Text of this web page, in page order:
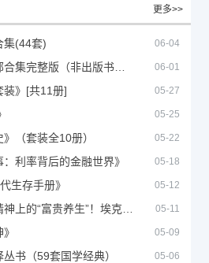
更多>>
集(44套) 06-04
06-01
装》[共11册] 05-27
05-25
（套装全10册） 05-22
利率背后的金融世界》 05-18
生存手册》 05-12
05-11
05-09
书（59套国学经典） 05-06